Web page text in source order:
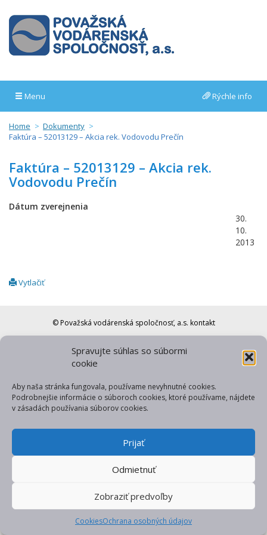
Spravujte súhlas so súbormi
cookie
Aby naša stránka fungovala, používame nevyhnutné cookies.
Podrobnejšie informácie o súboroch cookies, ktoré používame, nájdete
v zásadách používania súborov cookies.
Prijať
Odmietnuť
Zobraziť predvoľby
CookiesOchrana osobných údajov
Menu Rýchle info
Home
Dokumenty
Faktúra – 52013129 – Akcia rek. Vodovodu Prečín
Faktúra – 52013129 – Akcia rek.
Vodovodu Prečín
Dátum zverejnenia
30.
10.
2013
Vytlačiť
© Považská vodárenská spoločnosť, a.s. kontakt